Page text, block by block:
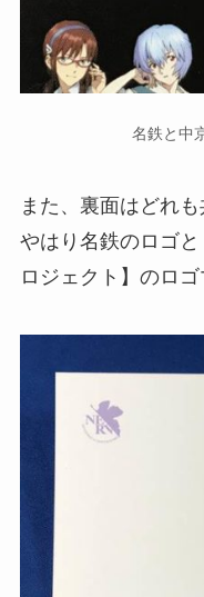
名鉄と中
また、裏面はどれ
やはり名鉄のロゴ
ロジェクト】のロ